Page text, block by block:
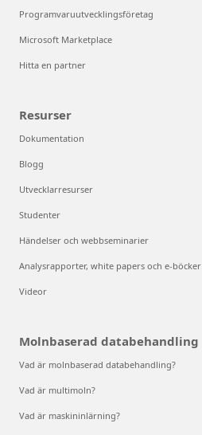
Programvaruutvecklingsföretag
Microsoft Marketplace
Hitta en partner
Resurser
Dokumentation
Blogg
Utvecklarresurser
Studenter
Händelser och webbseminarier
Analysrapporter, white papers och e-böcker
Videor
Molnbaserad databehandling
Vad är molnbaserad databehandling?
Vad är multimoln?
Vad är maskininlärning?